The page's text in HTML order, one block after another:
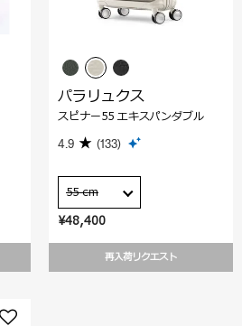
¥48,400
再入荷リクエスト
パラリュクス
スピナー55 エキスパンダブル
4.9 (133)
55 cm